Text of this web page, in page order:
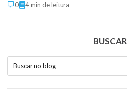
0
4 min de leitura
BUSCAR
Buscar no blog